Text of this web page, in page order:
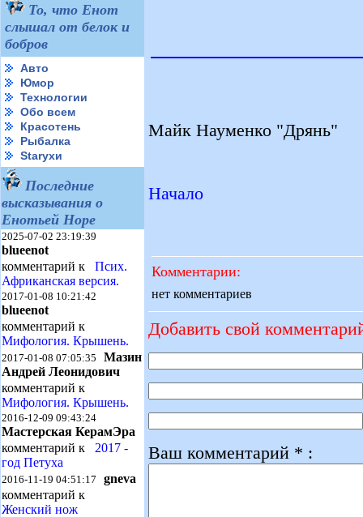
То, что Енот
слышал от белок и
бобров
Авто
Юмор
Технологии
Обо всем
Красотень
Рыбалка
Starухи
Последние
высказывания о
Енотьей Норе
2025-07-02 23:19:39
blueenot
комментарий к Псих.
Африканская версия.
2017-01-08 10:21:42
blueenot
комментарий к
Мифология. Крышень.
2017-01-08 07:05:35 Мазин
Андрей Леонидович
комментарий к
Мифология. Крышень.
2016-12-09 09:43:24
Мастерская КерамЭра
комментарий к 2017 -
год Петуха
2016-11-19 04:51:17 gneva
комментарий к
Женский нож
Майк Науменко "Дрянь"
Начало
Комментарии:
нет комментариев
Добавить свой
Ваш комментарий * :